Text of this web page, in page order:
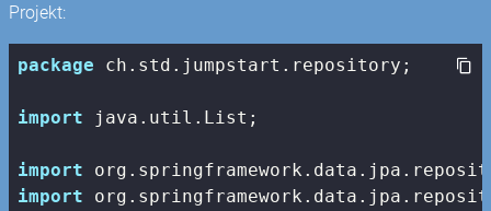
Projekt:
package ch.std.jumpstart.repository;
import java.util.List;
import
import